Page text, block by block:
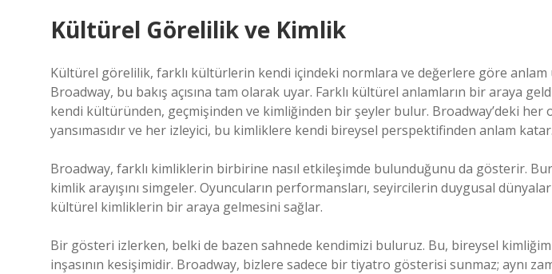
Kültürel Görelilik ve Kimlik
Kültürel görelilik, farklı kültürlerin kendi içindeki normlara ve değerlere göre anlam
Broadway, bu bakış açısına tam olarak uyar. Farklı kültürel anlamların bir araya
kendi kültüründen, geçmişinden ve kimliğinden bir şeyler bulur. Broadway’deki
yansımasıdır ve her izleyici, bu kimliklere kendi bireysel perspektifinden anlam katar.
Broadway, farklı kimliklerin birbirine nasıl etkileşimde bulunduğunu da gösterir.
kimlik arayışını simgeler. Oyuncuların performansları, seyircilerin duygusal
kültürel kimliklerin bir araya gelmesini sağlar.
Bir gösteri izlerken, belki de bazen sahnede kendimizi buluruz. Bu, bireysel
inşasının kesişimidir. Broadway, bizlere sadece bir tiyatro gösterisi sunmaz; aynı